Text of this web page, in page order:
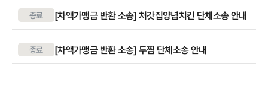
종료 [차액가맹금 반환 소송] 처갓집양념치킨 단체소송 안내
종료 [차액가맹금 반환 소송] 두찜 단체소송 안내